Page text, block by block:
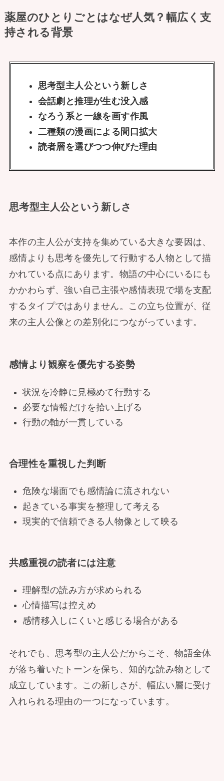
薬屋のひとりごとはなぜ人気？幅広く支
持される背景
思考型主人公という新しさ
会話劇と推理が生む没入感
なろう系と一線を画す作風
二種類の漫画による間口拡大
読者層を選びつつ伸びた理由
思考型主人公という新しさ
本作の主人公が支持を集めている大きな要因は、
感情よりも思考を優先して行動する人物として描
かれている点にあります。物語の中心にいるにも
かかわらず、強い自己主張や感情表現で場を支配
するタイプではありません。この立ち位置が、従
来の主人公像との差別化につながっています。
感情より観察を優先する姿勢
状況を冷静に見極めて行動する
必要な情報だけを拾い上げる
行動の軸が一貫している
合理性を重視した判断
危険な場面でも感情論に流されない
起きている事実を整理して考える
現実的で信頼できる人物像として映る
共感重視の読者には注意
理解型の読み方が求められる
心情描写は控えめ
感情移入しにくいと感じる場合がある
それでも、思考型の主人公だからこそ、物語全体
が落ち着いたトーンを保ち、知的な読み物として
成立しています。この新しさが、幅広い層に受け
入れられる理由の一つになっています。